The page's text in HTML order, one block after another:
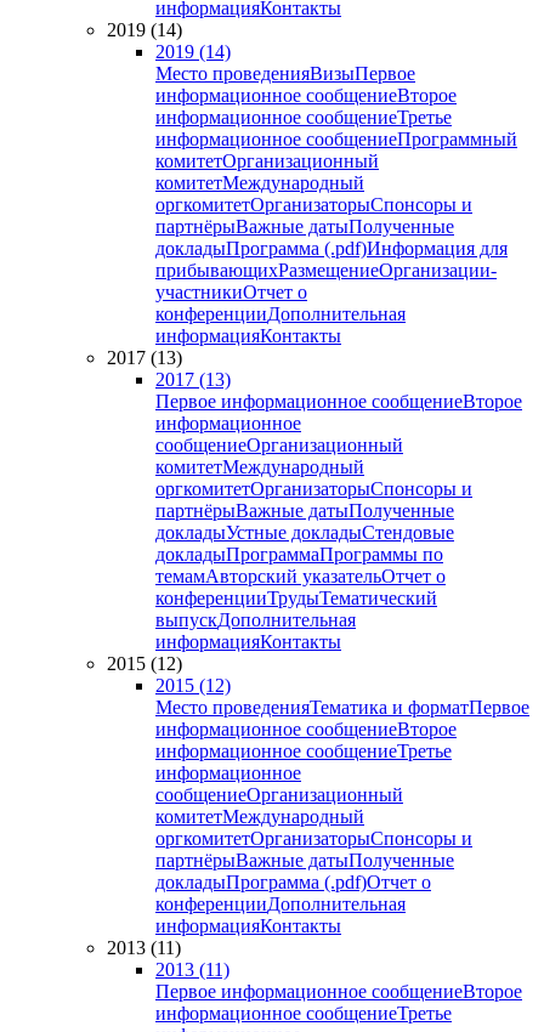
информацияКонтакты
2019 (14)
2019 (14)
Место проведенияВизыПервое
информационное сообщениеВторое
информационное сообщениеТретье
информационное сообщениеПрограммный
комитетОрганизационный
комитетМеждународный
оргкомитетОрганизаторыСпонсоры и
партнёрыВажные датыПолученные
докладыПрограмма (.pdf)Информация для
прибывающихРазмещениеОрганизации-
участникиОтчет о
конференцииДополнительная
информацияКонтакты
2017 (13)
2017 (13)
Первое информационное сообщениеВторое
информационное
сообщениеОрганизационный
комитетМеждународный
оргкомитетОрганизаторыСпонсоры и
партнёрыВажные датыПолученные
докладыУстные докладыСтендовые
докладыПрограммаПрограммы по
темамАвторский указательОтчет о
конференцииТрудыТематический
выпускДополнительная
информацияКонтакты
2015 (12)
2015 (12)
Место проведенияТематика и форматПервое
информационное сообщениеВторое
информационное сообщениеТретье
информационное
сообщениеОрганизационный
комитетМеждународный
оргкомитетОрганизаторыСпонсоры и
партнёрыВажные датыПолученные
докладыПрограмма (.pdf)Отчет о
конференцииДополнительная
информацияКонтакты
2013 (11)
2013 (11)
Первое информационное сообщениеВторое
информационное сообщениеТретье